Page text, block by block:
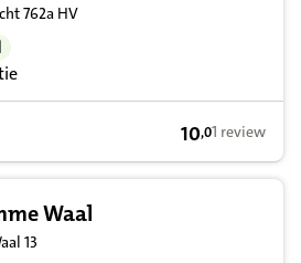
762a HV
10,0 op basis
10,01 review
Waal
13